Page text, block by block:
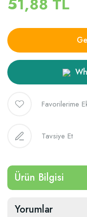
Tavsiye Et
Ürün Bilgisi
Yorumlar